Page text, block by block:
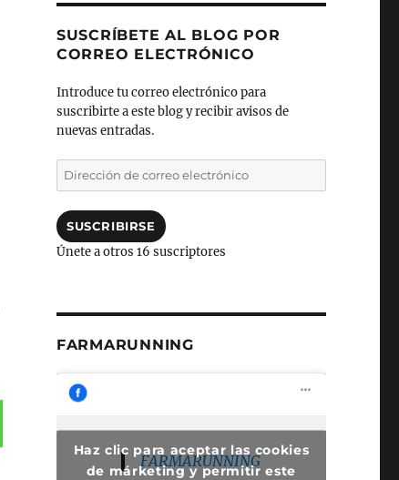
SUSCRÍBETE AL BLOG POR
CORREO ELECTRÓNICO
Introduce tu correo electrónico para
suscribirte a este blog y recibir avisos de
nuevas entradas.
Dirección
de
electrónico
SUSCRIBIRSE
Únete a otros 16 suscriptores
FARMARUNNING
FARMARUNNING
Haz clic para aceptar las cookies
de márketing y permitir este